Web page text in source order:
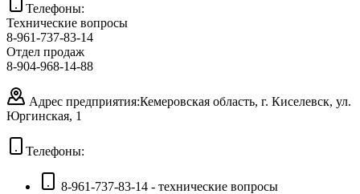
Телефоны:
Технические вопросы
8-961-737-83-14
Отдел продаж
8-904-968-14-88
Адрес предприятия:Кемеровская область, г. Киселевск, ул.
Юргинская, 1
Телефоны:
8-961-737-83-14 - технические вопросы